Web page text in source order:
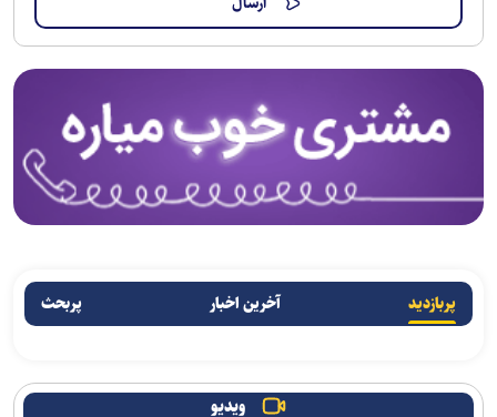
پربازدید آخرین اخبار پربحث
ویدیو